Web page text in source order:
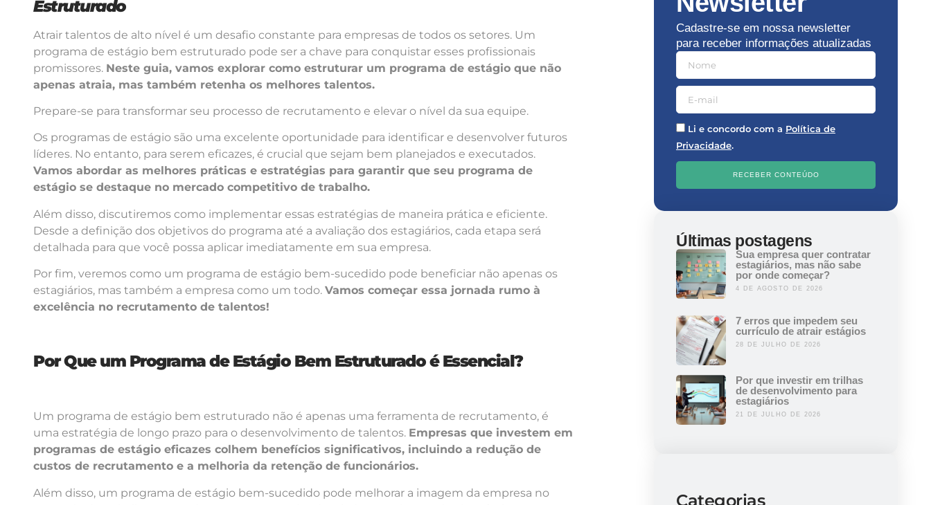
Estruturado
Atrair talentos de alto nível é um desafio constante para empresas de todos os setores. Um
programa de estágio bem estruturado pode ser a chave para conquistar esses profissionais
promissores. Neste guia, vamos explorar como estruturar um programa de estágio que não
apenas atraia, mas também retenha os melhores talentos.
Prepare-se para transformar seu processo de recrutamento e elevar o nível da sua equipe.
Os programas de estágio são uma excelente oportunidade para identificar e desenvolver futuros
líderes. No entanto, para serem eficazes, é crucial que sejam bem planejados e executados.
Vamos abordar as melhores práticas e estratégias para garantir que seu programa de
estágio se destaque no mercado competitivo de trabalho.
Além disso, discutiremos como implementar essas estratégias de maneira prática e eficiente.
Desde a definição dos objetivos do programa até a avaliação dos estagiários, cada etapa será
detalhada para que você possa aplicar imediatamente em sua empresa.
Por fim, veremos como um programa de estágio bem-sucedido pode beneficiar não apenas os
estagiários, mas também a empresa como um todo. Vamos começar essa jornada rumo à
excelência no recrutamento de talentos!
Por Que um Programa de Estágio Bem Estruturado é Essencial?
Um programa de estágio bem estruturado não é apenas uma ferramenta de recrutamento, é
uma estratégia de longo prazo para o desenvolvimento de talentos. Empresas que investem em
programas de estágio eficazes colhem benefícios significativos, incluindo a redução de
custos de recrutamento e a melhoria da retenção de funcionários.
Além disso, um programa de estágio bem-sucedido pode melhorar a imagem da empresa no
Cadastre-se em nossa newsletter
para receber informações atualizadas
Li e concordo com a Política de
Privacidade.
RECEBER CONTEÚDO
Últimas postagens
Sua empresa quer contratar
estagiários, mas não sabe
por onde começar?
4 DE AGOSTO DE 2026
7 erros que impedem seu
currículo de atrair estágios
28 DE JULHO DE 2026
Por que investir em trilhas
de desenvolvimento para
estagiários
21 DE JULHO DE 2026
Categorias